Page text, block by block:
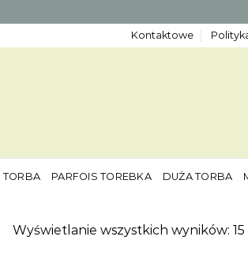
Kontaktowe
TORBA PARFOIS TOREBKA DUŻA TORBA
Wyświetlanie wszystkich wyników: 15